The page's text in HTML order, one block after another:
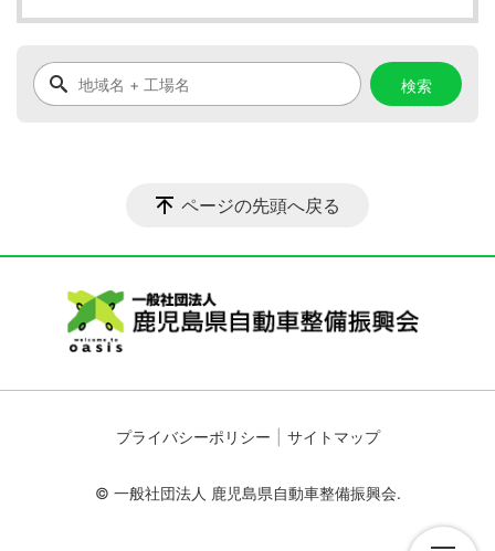
ページの先頭へ戻る
プライバシーポリシー サイトマップ
© 一般社団法人 鹿児島県自動車整備振興会.